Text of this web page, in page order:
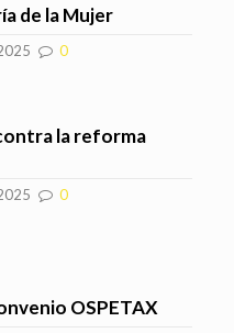
de la Mujer
0
la reforma
0
OSPETAX